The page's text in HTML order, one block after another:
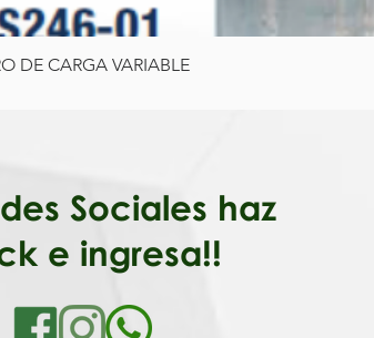
DE CARGA VARIABLE
Sociales haz
e ingresa!!